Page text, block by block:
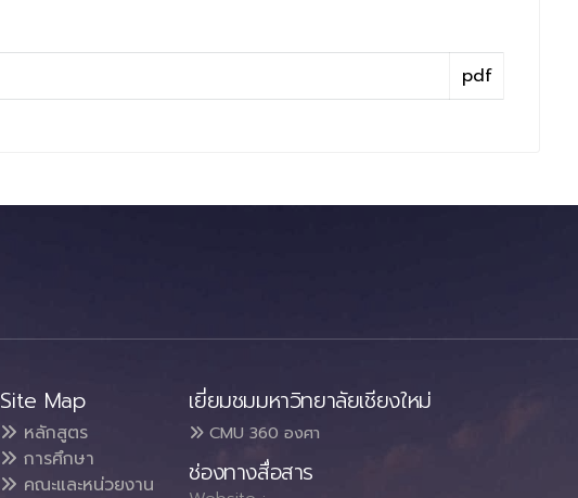
pdf
Site Map
หลักสูตร
การศึกษา
คณะและหน่วยงาน
เยี่ยมชมมหาวิทยาลัยเชียงใหม่
CMU 360 องศา
ช่องทางสื่อสาร